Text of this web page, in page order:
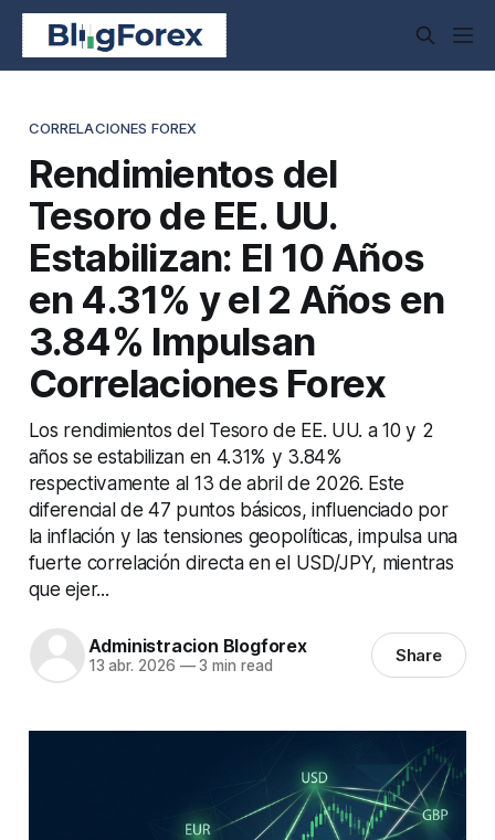
CORRELACIONES FOREX
Rendimientos del
Tesoro de EE. UU.
Estabilizan: El 10 Años
en 4.31% y el 2 Años en
3.84% Impulsan
Correlaciones Forex
Los rendimientos del Tesoro de EE. UU. a 10 y 2
años se estabilizan en 4.31% y 3.84%
respectivamente al 13 de abril de 2026. Este
diferencial de 47 puntos básicos, influenciado por
la inflación y las tensiones geopolíticas, impulsa una
fuerte correlación directa en el USD/JPY, mientras
que ejer...
Administracion Blogforex
13 abr. 2026 —3 min read Share